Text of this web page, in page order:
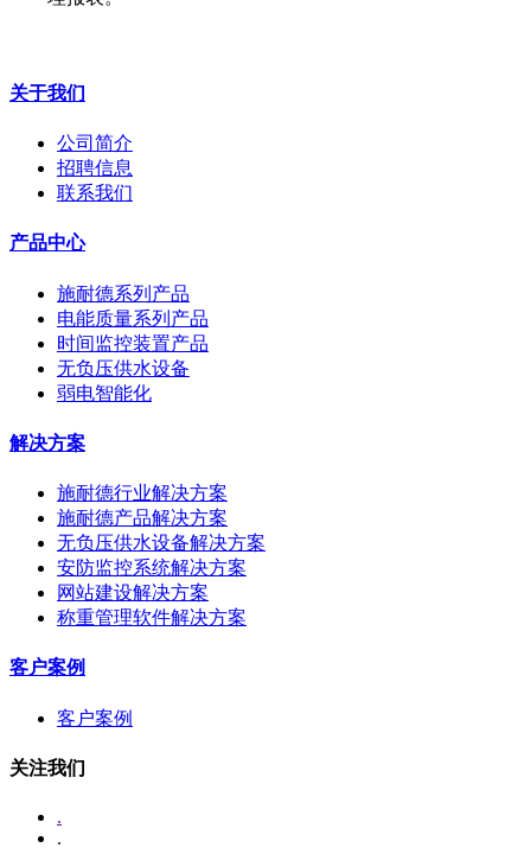
关于我们
公司简介
招聘信息
联系我们
产品中心
施耐德系列产品
电能质量系列产品
时间监控装置产品
无负压供水设备
弱电智能化
解决方案
施耐德行业解决方案
施耐德产品解决方案
无负压供水设备解决方案
安防监控系统解决方案
网站建设解决方案
称重管理软件解决方案
客户案例
客户案例
关注我们
.
.